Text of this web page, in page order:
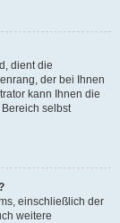
dient die
der bei Ihnen
kann Ihnen die
selbst
einschließlich der
weitere